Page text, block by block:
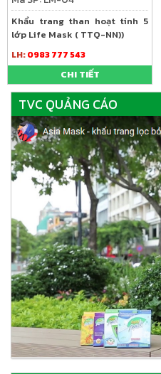
Khẩu trang than hoạt tính 5
lớp Life Mask ( TTQ-NN))
LH:0983 777 543
CHI TIẾT
TVC QUẢNG CÁO